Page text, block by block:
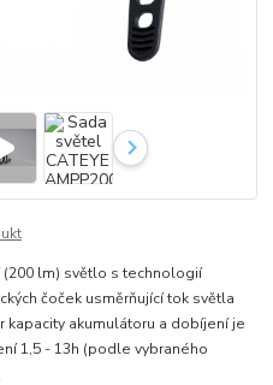
(200 lm) světlo s technologií
čoček usměrňující tok světla
kapacity akumulátoru a dobíjení je
1,5 - 13h (podle vybraného